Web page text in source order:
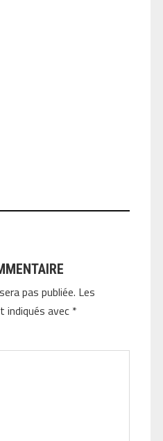
pas publiée. Les
indiqués avec *